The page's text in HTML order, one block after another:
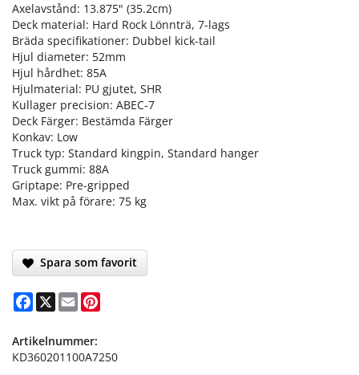
Axelavstånd: 13.875" (35.2cm)
Deck material: Hard Rock Lönnträ, 7-lags
Bräda specifikationer: Dubbel kick-tail
Hjul diameter: 52mm
Hjul hårdhet: 85A
Hjulmaterial: PU gjutet, SHR
Kullager precision: ABEC-7
Deck Färger: Bestämda Färger
Konkav: Low
Truck typ: Standard kingpin, Standard hanger
Truck gummi: 88A
Griptape: Pre-gripped
Max. vikt på förare: 75 kg
Spara som favorit
Facebook
X Email
Artikelnummer:
KD360201100A7250